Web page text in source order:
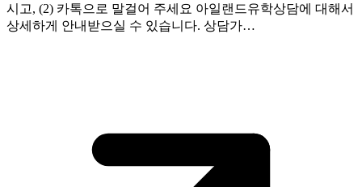
시고, (2) 카톡으로 말걸어 주세요 아일랜드유학상담에 대해서
상세하게 안내받으실 수 있습니다. 상담가…